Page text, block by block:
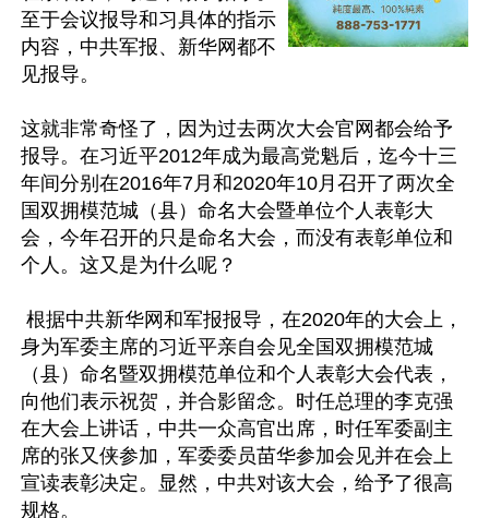
至于会议报导和习具体的指示
内容，中共军报、新华网都不
见报导。
这就非常奇怪了，因为过去两次大会官网都会给予
报导。在习近平2012年成为最高党魁后，迄今十三
年间分别在2016年7月和2020年10月召开了两次全
国双拥模范城（县）命名大会暨单位个人表彰大
会，今年召开的只是命名大会，而没有表彰单位和
个人。这又是为什么呢？
身为军委主席的习近平亲自会见全国双拥模范城
（县）命名暨双拥模范单位和个人表彰大会代表，
向他们表示祝贺，并合影留念。时任总理的李克强
在大会上讲话，中共一众高官出席，时任军委副主
席的张又侠参加，军委委员苗华参加会见并在会上
宣读表彰决定。显然，中共对该大会，给予了很高
规格。